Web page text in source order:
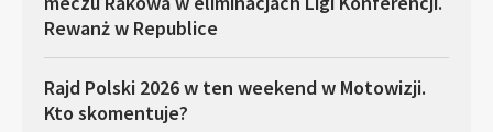
Rewanż w Republice
Rajd Polski 2026 w ten weekend w Motowizji.
Kto skomentuje?